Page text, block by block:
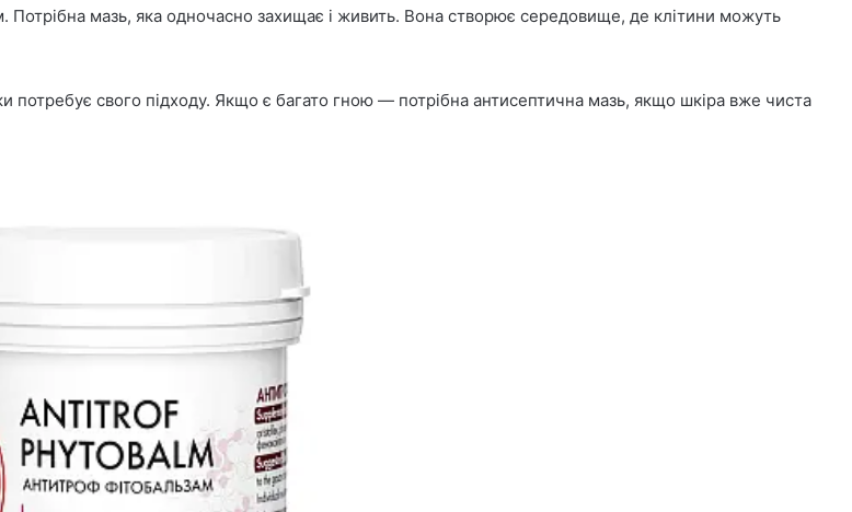
Потрібна мазь, яка одночасно захищає і живить. Вона створює середовище, де клітини можуть
потребує свого підходу. Якщо є багато гною — потрібна антисептична мазь, якщо шкіра вже чиста